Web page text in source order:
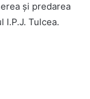
și predarea
I.P.J. Tulcea.